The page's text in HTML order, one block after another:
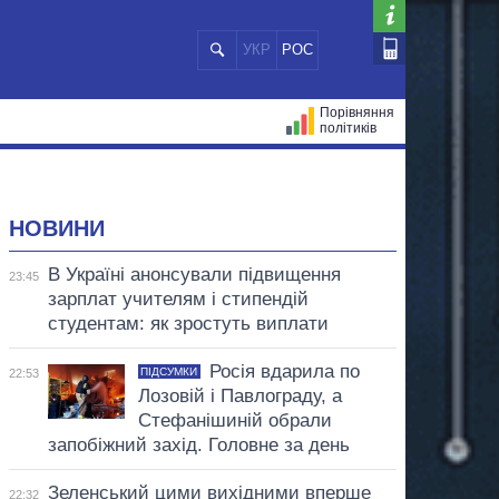
УКР РОС
Порівняння
політиків
НОВИНИ
23:45
В Україні анонсували підвищення
зарплат учителям і стипендій
студентам: як зростуть виплати
22:53 ПІДСУМКИ
Росія вдарила по
Лозовій і Павлограду, а
Стефанішиній обрали
запобіжний захід. Головне за день
22:32
Зеленський цими вихідними вперше